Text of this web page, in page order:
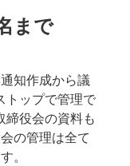
まで
知作成から議
トップで管理で
締役会の資料も
の管理は全て
。